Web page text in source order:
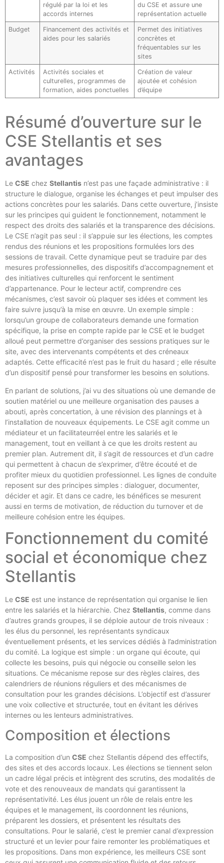
régulé par la loi et les
accords internes
du CSE et assure une
représentation actuelle
Budget
Financement des activités et
aides pour les salariés
Permet des initiatives
concrètes et
fréquentables sur les
sites
Activités
Activités sociales et
culturelles, programmes de
formation, aides ponctuelles
Création de valeur
ajoutée et cohésion
d’équipe
Résumé d’ouverture sur le
CSE Stellantis et ses
avantages
Le CSE chez Stellantis n’est pas une façade administrative : il
structure le dialogue, organise les échanges et peut impulser des
actions concrètes pour les salariés. Dans cette ouverture, j’insiste
sur les principes qui guident le fonctionnement, notamment le
respect des droits des salariés et la transparence des décisions.
Le CSE n’agit pas seul : il s’appuie sur les élections, les comptes
rendus des réunions et les propositions formulées lors des
sessions de travail. Cette dynamique peut se traduire par des
mesures professionnelles, des dispositifs d’accompagnement et
des initiatives culturelles qui renforcent le sentiment
d’appartenance. Pour le lecteur actif, comprendre ces
mécanismes, c’est savoir où plaquer ses idées et comment les
faire suivre jusqu’à la mise en œuvre. Un exemple simple :
lorsqu’un groupe de collaborateurs demande une formation
spécifique, la prise en compte rapide par le CSE et le budget
alloué peut permettre d’organiser des sessions pratiques sur le
site, avec des intervenants compétents et des créneaux
adaptés. Cette efficacité n’est pas le fruit du hasard ; elle résulte
d’un dispositif pensé pour transformer les besoins en solutions.
En parlant de solutions, j’ai vu des situations où une demande de
soutien matériel ou une meilleure organisation des pauses a
abouti, après concertation, à une révision des plannings et à
l’installation de nouveaux équipements. Le CSE agit comme un
médiateur et un facilitateurréel entre les salariés et le
management, tout en veillant à ce que les droits restent au
premier plan. Autrement dit, il s’agit de ressources et d’un cadre
qui permettent à chacun de s’exprimer, d’être écouté et de
profiter mieux du quotidien professionnel. Les lignes de conduite
reposent sur des principes simples : dialoguer, documenter,
décider et agir. Et dans ce cadre, les bénéfices se mesurent
aussi en terms de motivation, de réduction du turnover et de
meilleure cohésion entre les équipes.
Fonctionnement du comité
social et économique chez
Stellantis
Le CSE est une instance de représentation qui organise le lien
entre les salariés et la hiérarchie. Chez Stellantis, comme dans
d’autres grands groupes, il se déploie autour de trois niveaux :
les élus du personnel, les représentants syndicaux
éventuellement présents, et les services dédiés à l’administration
du comité. La logique est simple : un organe qui écoute, qui
collecte les besoins, puis qui négocie ou conseille selon les
situations. Ce mécanisme repose sur des règles claires, des
calendriers de réunions réguliers et des mécanismes de
consultation pour les grandes décisions. L’objectif est d’assurer
une voix collective et structurée, tout en évitant les dérives
internes ou les lenteurs administratives.
Composition et élections
La composition d’un CSE chez Stellantis dépend des effectifs,
des sites et des accords locaux. Les élections se tiennent selon
un cadre légal précis et intègrent des scrutins, des modalités de
vote et des renouveaux de mandats qui garantissent la
représentativité. Les élus jouent un rôle de relais entre les
équipes et le management, ils coordonnent les réunions,
préparent les dossiers, et présentent les résultats des
consultations. Pour le salarié, c’est le premier canal d’expression
structuré et un levier pour faire remonter les problématiques et
les propositions. Dans mon expérience, les meilleurs CSE sont